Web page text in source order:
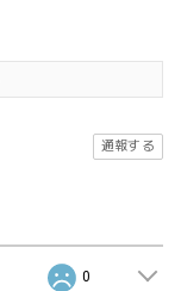
通報する
0